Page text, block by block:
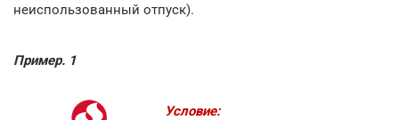
неиспользованный отпуск).
Пример. 1
Условие: